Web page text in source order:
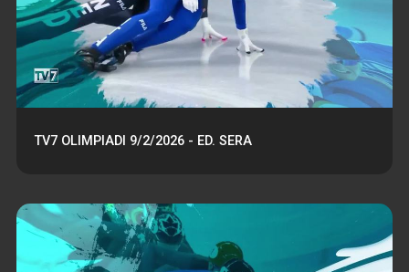
TV7 OLIMPIADI 9/2/2026 - ED. SERA